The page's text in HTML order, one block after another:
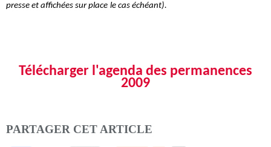
presse et affichées sur place le cas échéant).
Télécharger l'agenda des permanences
2009
PARTAGER CET ARTICLE